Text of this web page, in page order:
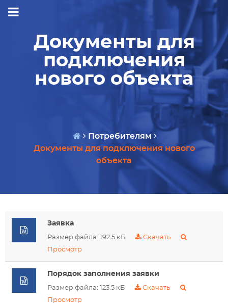
Документы для
подключения
нового объекта
Потребителям
Документы для подключения нового
объекта
Заявка
Размер файла: 192.5 кБ
Скачать
Просмотр
Порядок заполнения заявки
Размер файла: 123.5 кБ
Скачать
Просмотр